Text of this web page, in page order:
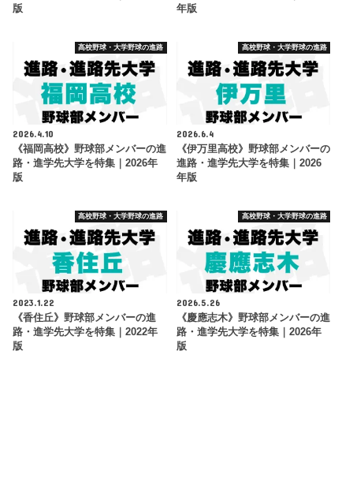
版
年版
高校野球・大学野球の進路
2026.4.10
《福岡高校》野球部メンバーの進
路・進学先大学を特集｜2026年
版
高校野球・大学野球の進路
2026.6.4
《伊万里高校》野球部メンバーの
進路・進学先大学を特集｜2026
年版
高校野球・大学野球の進路
2023.1.22
《香住丘》野球部メンバーの進
路・進学先大学を特集｜2022年
版
高校野球・大学野球の進路
2026.5.26
《慶應志木》野球部メンバーの進
路・進学先大学を特集｜2026年
版